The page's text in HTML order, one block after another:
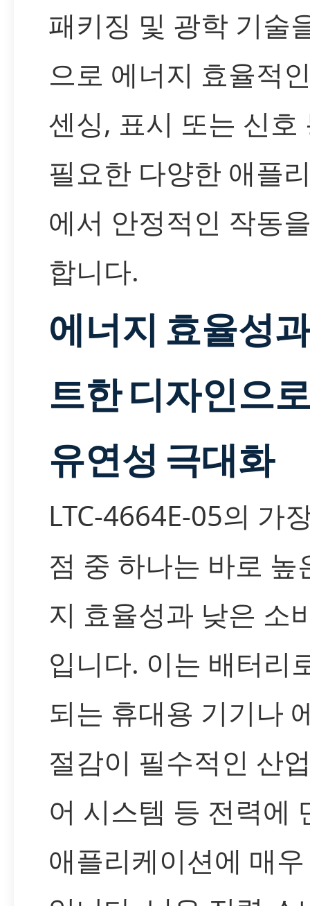
패키징 및 광학 기술
으로 에너지 효율적
센싱, 표시 또는 신호
필요한 다양한 애플
에서 안정적인 작동
합니다.
에너지 효율성
트한 디자인으
유연성 극대화
LTC-4664E-05의 가
점 중 하나는 바로 높
지 효율성과 낮은 소
입니다. 이는 배터리
되는 휴대용 기기나
절감이 필수적인 산
어 시스템 등 전력에
애플리케이션에 매